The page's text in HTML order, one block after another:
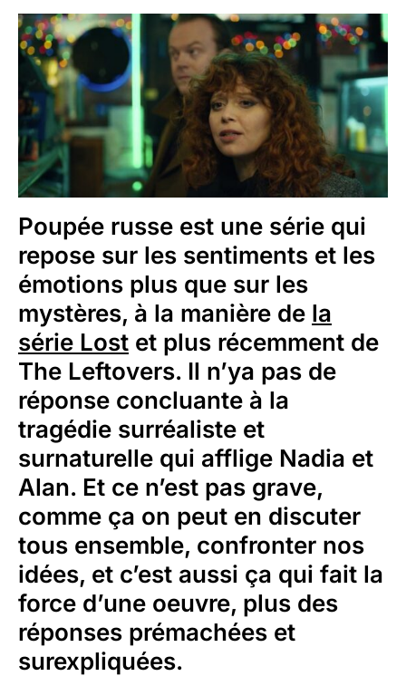
Poupée russe est une série qui
repose sur les sentiments et les
émotions plus que sur les
mystères, à la manière de la
série Lost et plus récemment de
The Leftovers. Il n’ya pas de
réponse concluante à la
tragédie surréaliste et
surnaturelle qui afflige Nadia et
Alan. Et ce n’est pas grave,
comme ça on peut en discuter
tous ensemble, confronter nos
idées, et c’est aussi ça qui fait la
force d’une oeuvre, plus des
réponses prémachées et
surexpliquées.